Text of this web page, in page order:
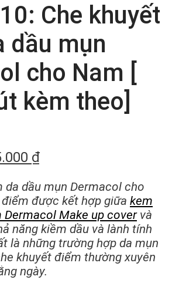
Che khuyết
dầu mụn
cho Nam [
kèm theo]
₫
da dầu mụn Dermacol cho
được kết hợp giữa kem
Dermacol Make up covervà
năng kiềm dầu và lành tính
là những trường hợp da mụn
khuyết điểm thường xuyên
ngày.